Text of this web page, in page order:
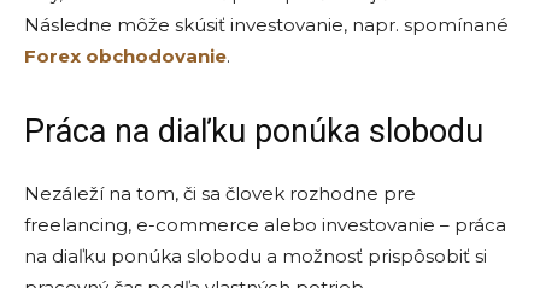
Následne môže skúsiť investovanie, napr. spomínané
Forex obchodovanie.
Práca na diaľku ponúka slobodu
Nezáleží na tom, či sa človek rozhodne pre
freelancing, e-commerce alebo investovanie – práca
na diaľku ponúka slobodu a možnosť prispôsobiť si